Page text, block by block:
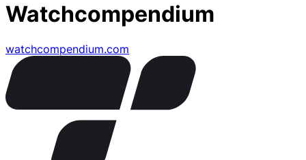
Watchcompendium
watchcompendium.com